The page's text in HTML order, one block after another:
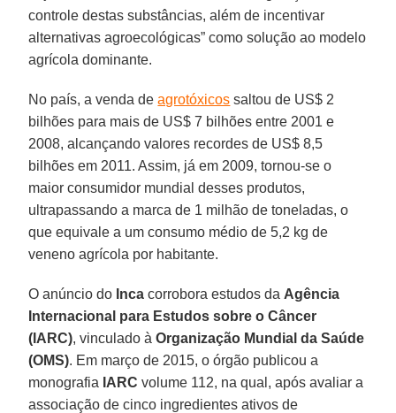
controle destas substâncias, além de incentivar
alternativas agroecológicas” como solução ao modelo
agrícola dominante.
No país, a venda deagrotóxicos saltou de US$ 2
bilhões para mais de US$ 7 bilhões entre 2001 e
2008, alcançando valores recordes de US$ 8,5
bilhões em 2011. Assim, já em 2009, tornou-se o
maior consumidor mundial desses produtos,
ultrapassando a marca de 1 milhão de toneladas, o
que equivale a um consumo médio de 5,2 kg de
veneno agrícola por habitante.
O anúncio do Inca corrobora estudos da Agência
Internacional para Estudos sobre o Câncer
(IARC), vinculado àOrganização Mundial da Saúde
(OMS). Em março de 2015, o órgão publicou a
monografia IARC volume 112, na qual, após avaliar a
associação de cinco ingredientes ativos de